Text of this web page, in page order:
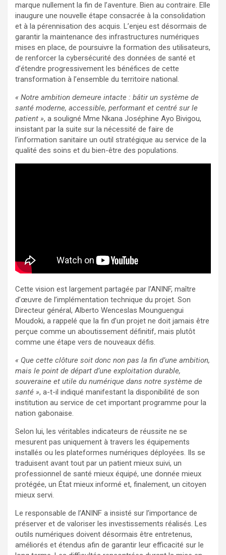
marque nullement la fin de l’aventure. Bien au contraire. Elle
inaugure une nouvelle étape consacrée à la consolidation
et à la pérennisation des acquis. L’enjeu est désormais de
garantir la maintenance des infrastructures numériques
mises en place, de poursuivre la formation des utilisateurs,
de renforcer la cybersécurité des données de santé et
d’étendre progressivement les bénéfices de cette
transformation à l’ensemble du territoire national.
« Notre ambition demeure intacte : bâtir un système de
santé moderne, accessible, performant et centré sur le
patient », a souligné Mme Nkana Joséphine Ayo Bivigou,
insistant par la suite sur la nécessité de faire de
l’information sanitaire un outil stratégique au service de la
qualité des soins et du bien-être des populations.
Cette vision est largement partagée par l’ANINF, maître
d’œuvre de l’implémentation technique du projet. Son
Directeur général, Alberto Wenceslas Mounguengui
Moudoki, a rappelé que la fin d’un projet ne doit jamais être
perçue comme un aboutissement définitif, mais plutôt
comme une étape vers de nouveaux défis.
« Que cette clôture soit donc non pas la fin d’une ambition,
mais le point de départ d’une exploitation durable,
souveraine et utile du numérique dans notre système de
santé », a-t-il indiqué manifestant la disponibilité de son
institution au service de cet important programme pour la
nation gabonaise.
Selon lui, les véritables indicateurs de réussite ne se
mesurent pas uniquement à travers les équipements
installés ou les plateformes numériques déployées. Ils se
traduisent avant tout par un patient mieux suivi, un
professionnel de santé mieux équipé, une donnée mieux
protégée, un État mieux informé et, finalement, un citoyen
mieux servi.
Le responsable de l’ANINF a insisté sur l’importance de
préserver et de valoriser les investissements réalisés. Les
outils numériques doivent désormais être entretenus,
améliorés et étendus afin de garantir leur efficacité sur le